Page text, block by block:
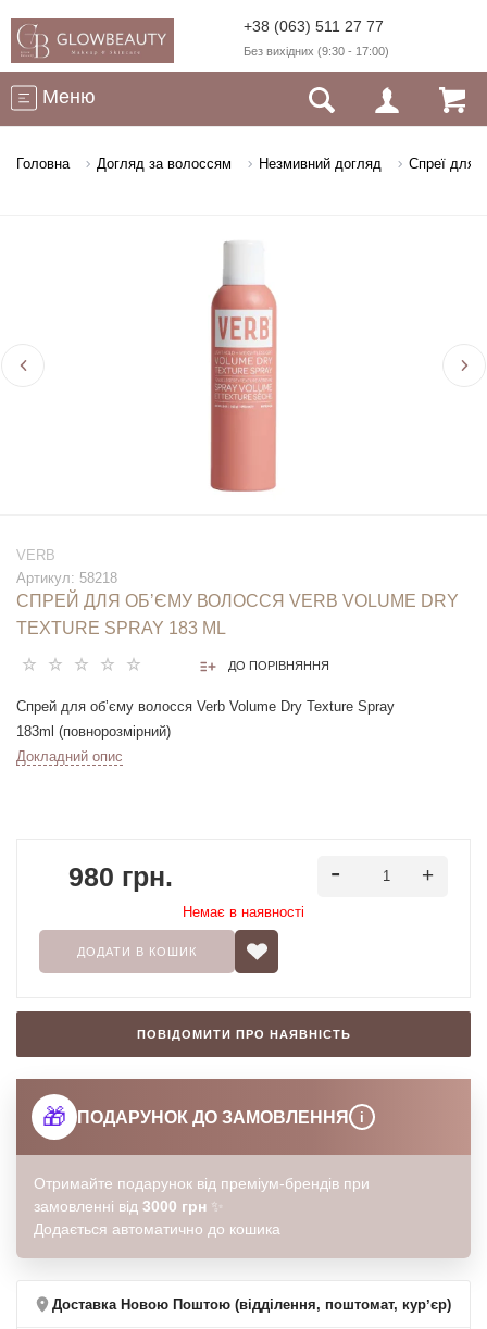
+38 (063) 511 27 77
Без вихідних (9:30 - 17:00)
Меню
Головна Догляд за волоссям Незмивний догляд Спреї для
VERB
Артикул: 58218
СПРЕЙ ДЛЯ ОБʼЄМУ ВОЛОССЯ VERB VOLUME DRY
TEXTURE SPRAY 183 ML
ДО ПОРІВНЯННЯ
Спрей для обʼєму волосся Verb Volume Dry Texture Spray
183ml (повнорозмірний)
Докладний опис
980 грн.
Немає в наявностi
ДОДАТИ В КОШИК
ПОВІДОМИТИ ПРО НАЯВНІСТЬ
🎁 ПОДАРУНОК ДО ЗАМОВЛЕННЯ i
Отримайте подарунок від преміум-брендів при
замовленні від 3000 грн ✨
Додається автоматично до кошика
Доставка Новою Поштою (відділення, поштомат, курʼєр)